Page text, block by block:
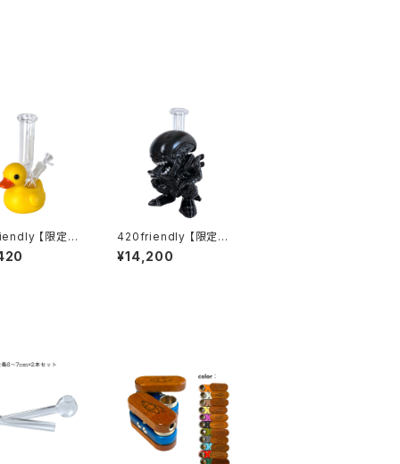
【限定コ
ン】Yellow Ru
Glass Bo
420friendly 【限定コ
レクション】Alien Xen
omorph Bong - PVC
¥14,200